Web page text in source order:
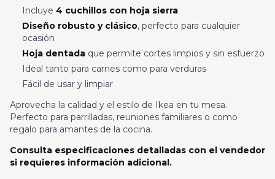
Incluye 4 cuchillos con hoja sierra
Diseño robusto y clásico, perfecto para cualquier
ocasión
Hoja dentadaque permite cortes limpios y sin esfuerzo
Ideal tanto para carnes como para verduras
Fácil de usar y limpiar
Aprovecha la calidad y el estilo de Ikea en tu mesa.
Perfecto para parrilladas, reuniones familiares o como
regalo para amantes de la cocina.
Consulta especificaciones detalladas con el vendedor
si requieres información adicional.